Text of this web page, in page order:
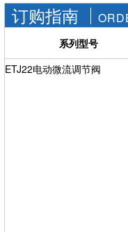
订购指南
系列型号
ETJ22电动微流调节阀